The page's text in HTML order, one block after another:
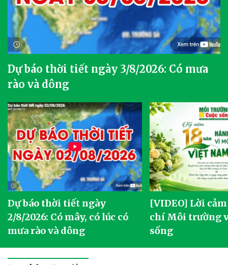
Dự báo thời tiết ngày 3/8/2026: Có mưa
rào và dông
Dự báo thời tiết ngày
2/8/2026: Có mây, có lúc có
mưa rào và dông
[VIDEO] Lời
chí Môi trường
sống